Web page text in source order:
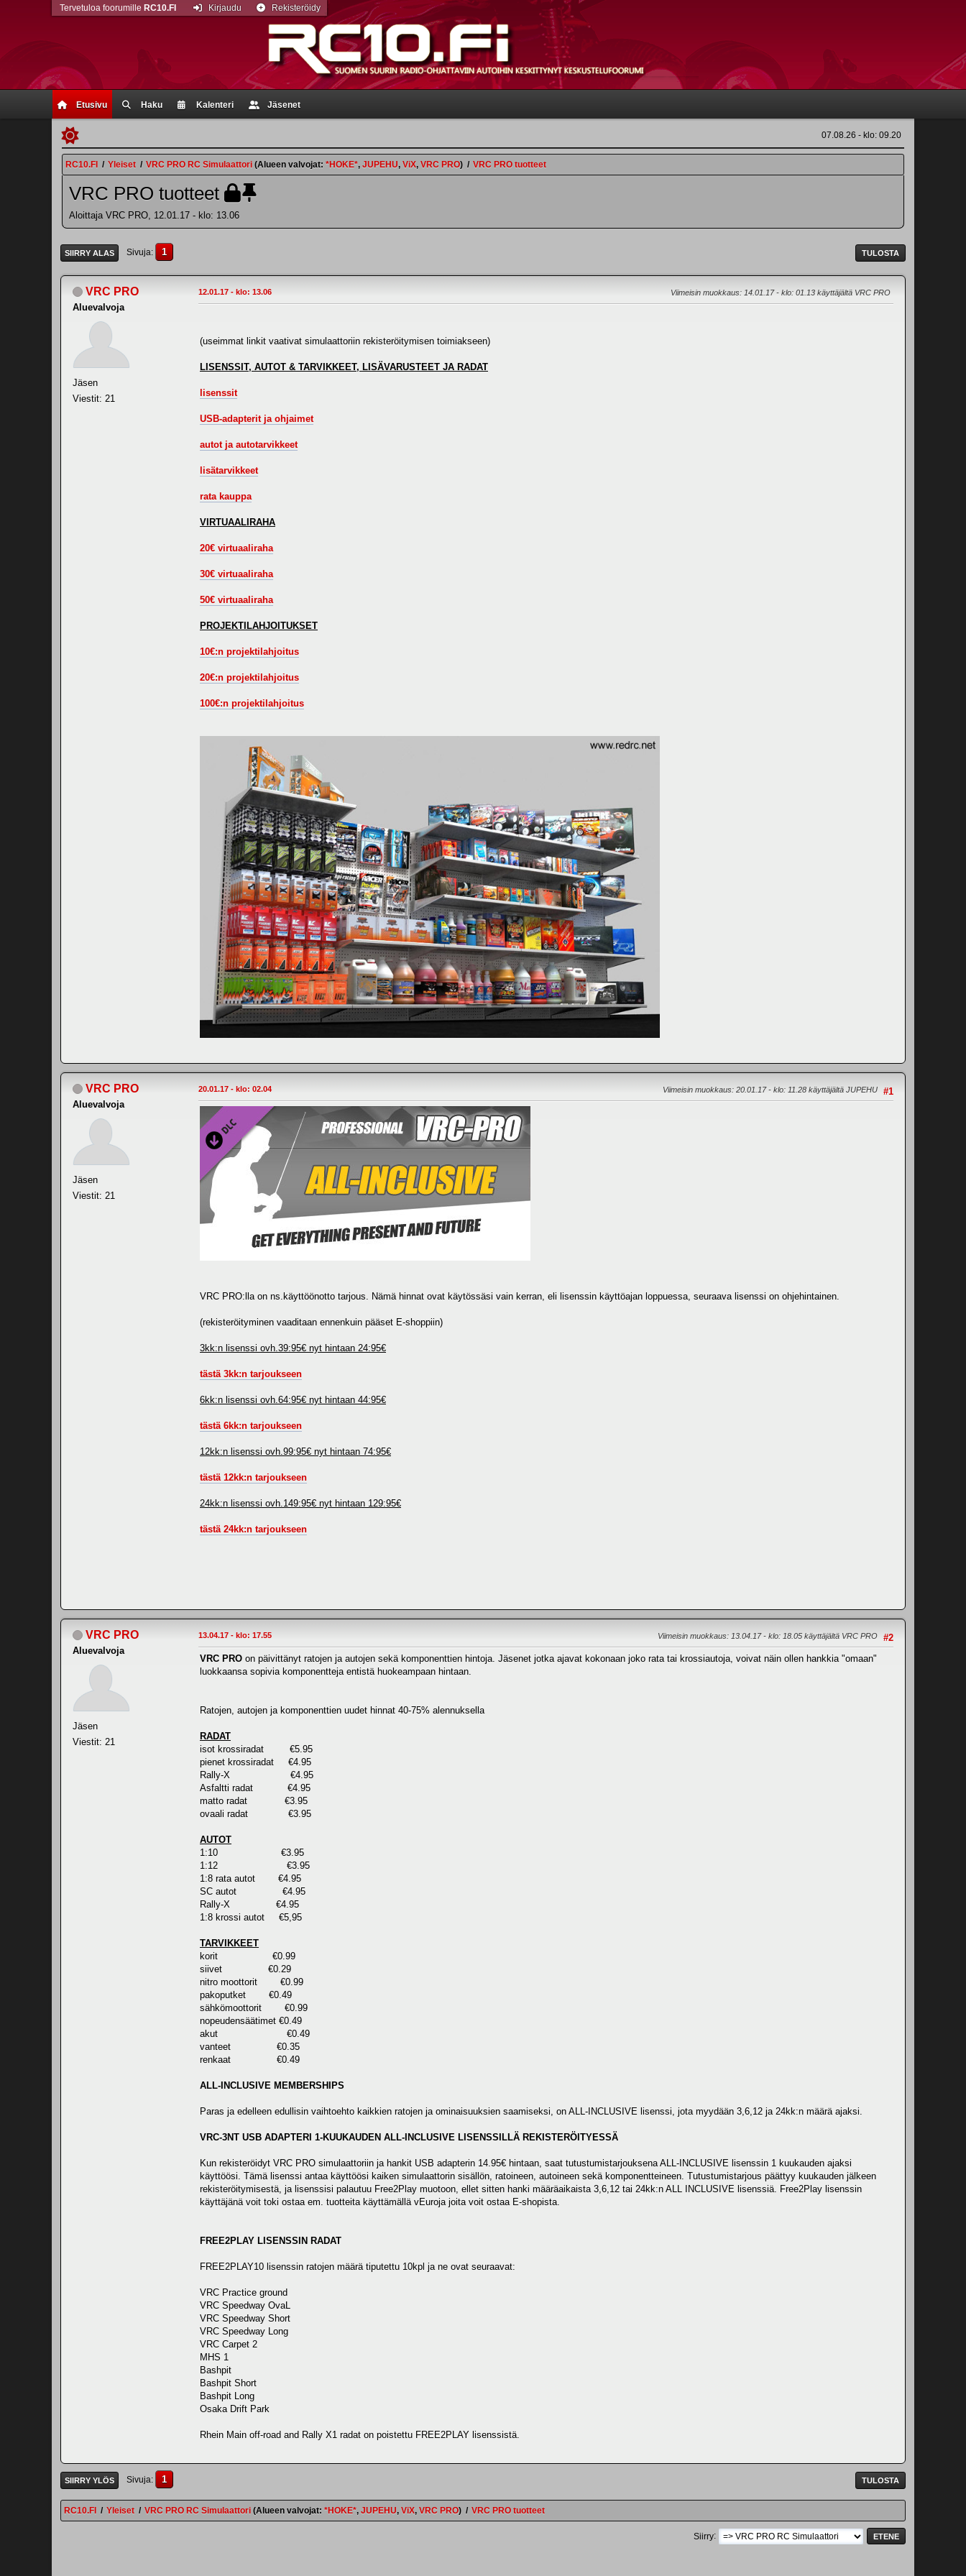
Etusivu Haku Kalenteri Jäsenet
Tervetuloa foorumille RC10.FI Kirjaudu Rekisteröidy
07.08.26 - klo: 09.20
RC10.FI / Yleiset / VRC PRO RC Simulaattori (Alueen valvojat: *HOKE*, JUPEHU, ViX, VRC PRO) / VRC PRO tuotteet
VRC PRO tuotteet
Aloittaja VRC PRO, 12.01.17 - klo: 13.06
TULOSTA
SIIRRY ALAS Sivuja 1
VRC PRO
Aluevalvoja
Jäsen
Viestit: 21
12.01.17 - klo: 13.06 Viimeisin muokkaus: 14.01.17 - klo: 01.13 käyttäjältä VRC PRO
(useimmat linkit vaativat simulaattoriin rekisteröitymisen toimiakseen)
LISENSSIT, AUTOT & TARVIKKEET, LISÄVARUSTEET JA RADAT
lisenssit
USB-adapterit ja ohjaimet
autot ja autotarvikkeet
lisätarvikkeet
rata kauppa
VIRTUAALIRAHA
20€ virtuaaliraha
30€ virtuaaliraha
50€ virtuaaliraha
PROJEKTILAHJOITUKSET
10€:n projektilahjoitus
20€:n projektilahjoitus
100€:n projektilahjoitus
VRC PRO
Aluevalvoja
Jäsen
Viestit: 21
#1
20.01.17 - klo: 02.04 Viimeisin muokkaus: 20.01.17 - klo: 11.28 käyttäjältä JUPEHU
VRC PRO:lla on ns.käyttöönotto tarjous. Nämä hinnat ovat käytössäsi vain kerran, eli lisenssin käyttöajan loppuessa, seuraava lisenssi on ohjehintainen.
(rekisteröityminen vaaditaan ennenkuin pääset E-shoppiin)
3kk:n lisenssi ovh.39:95€ nyt hintaan 24:95€
tästä 3kk:n tarjoukseen
6kk:n lisenssi ovh.64:95€ nyt hintaan 44:95€
tästä 6kk:n tarjoukseen
12kk:n lisenssi ovh.99:95€ nyt hintaan 74:95€
tästä 12kk:n tarjoukseen
24kk:n lisenssi ovh.149:95€ nyt hintaan 129:95€
tästä 24kk:n tarjoukseen
VRC PRO
Aluevalvoja
Jäsen
Viestit: 21
#2
13.04.17 - klo: 17.55 Viimeisin muokkaus: 13.04.17 - klo: 18.05 käyttäjältä VRC PRO
VRC PRO on päivittänyt ratojen ja autojen sekä komponenttien hintoja. Jäsenet jotka ajavat kokonaan joko rata tai krossiautoja, voivat näin ollen hankkia "omaan"
luokkaansa sopivia komponentteja entistä huokeampaan hintaan.
Ratojen, autojen ja komponenttien uudet hinnat 40-75% alennuksella
RADAT
isot krossiradat €5.95
pienet krossiradat €4.95
Rally-X €4.95
Asfaltti radat €4.95
matto radat €3.95
ovaali radat €3.95
AUTOT
1:10 €3.95
1:12 €3.95
1:8 rata autot €4.95
SC autot €4.95
Rally-X €4.95
1:8 krossi autot €5,95
TARVIKKEET
korit €0.99
siivet €0.29
nitro moottorit €0.99
pakoputket €0.49
sähkömoottorit €0.99
nopeudensäätimet €0.49
akut €0.49
vanteet €0.35
renkaat €0.49
ALL-INCLUSIVE MEMBERSHIPS
Paras ja edelleen edullisin vaihtoehto kaikkien ratojen ja ominaisuuksien saamiseksi, on ALL-INCLUSIVE lisenssi, jota myydään 3,6,12 ja 24kk:n määrä ajaksi.
VRC-3NT USB ADAPTERI 1-KUUKAUDEN ALL-INCLUSIVE LISENSSILLÄ REKISTERÖITYESSÄ
Kun rekisteröidyt VRC PRO simulaattoriin ja hankit USB adapterin 14.95€ hintaan, saat tutustumistarjouksena ALL-INCLUSIVE lisenssin 1 kuukauden ajaksi
käyttöösi. Tämä lisenssi antaa käyttöösi kaiken simulaattorin sisällön, ratoineen, autoineen sekä komponentteineen. Tutustumistarjous päättyy kuukauden jälkeen
rekisteröitymisestä, ja lisenssisi palautuu Free2Play muotoon, ellet sitten hanki määräaikaista 3,6,12 tai 24kk:n ALL INCLUSIVE lisenssiä. Free2Play lisenssin
käyttäjänä voit toki ostaa em. tuotteita käyttämällä vEuroja joita voit ostaa E-shopista.
FREE2PLAY LISENSSIN RADAT
FREE2PLAY10 lisenssin ratojen määrä tiputettu 10kpl ja ne ovat seuraavat:
VRC Practice ground
VRC Speedway OvaL
VRC Speedway Short
VRC Speedway Long
VRC Carpet 2
MHS 1
Bashpit
Bashpit Short
Bashpit Long
Osaka Drift Park
Rhein Main off-road and Rally X1 radat on poistettu FREE2PLAY lisenssistä.
TULOSTA
SIIRRY YLÖS Sivuja 1
RC10.FI / Yleiset / VRC PRO RC Simulaattori (Alueen valvojat: *HOKE*, JUPEHU, ViX, VRC PRO) / VRC PRO tuotteet
Siirry